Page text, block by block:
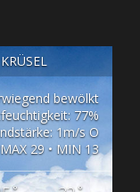
bewölkt
77%
1m/s O
MAX 29 • MIN 13
° °